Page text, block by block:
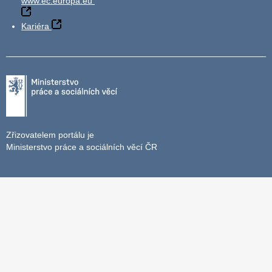
Kariéra
Zřizovatelem portálu je
Ministerstvo práce a sociálních věcí ČR